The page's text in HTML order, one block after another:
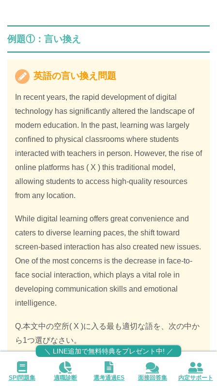
例題①：言い換え
英語の言い換え問題
In recent years, the rapid development of digital
technology has significantly altered the landscape of
modern education. In the past, learning was largely
confined to physical classrooms where students
interacted with teachers in person. However, the rise of
online platforms has ( X ) this traditional model,
allowing students to access high-quality resources
from any location.
While digital learning offers great convenience and
caters to diverse learning paces, the shift toward
screen-based interaction has also created new issues.
One of the most concerns is the decrease in face-to-
face social interaction, which plays a vital role in
developing communication skills and emotional
intelligence.
Q.本文中の空所( X )に入る最も適切な語を、次の中か
ら1つ選びなさい。
A.maintained B. disrupted C. restricted
SPI問題集 適職診断 選考通過ES 面接回答集 内定サポート
＼ LINE追加で無料特典をプレゼント中! ／